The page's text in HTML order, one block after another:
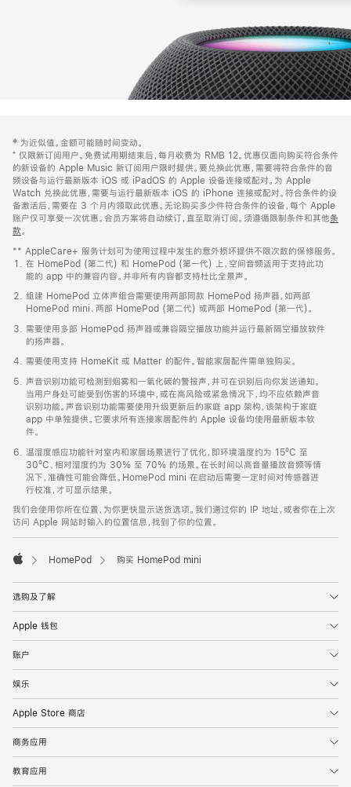
页
页
脚
注
‡ 为近似值。金额可能随时间变动。
⁺ 仅限新订阅用户。免费试用期结束后，每月收费为 RMB 12。优惠仅面向购买符合条件
的新设备的 Apple Music 新订阅用户限时提供。要兑换此优惠，需要将符合条件的音
频设备与运行最新版本 iOS 或 iPadOS 的 Apple 设备连接或配对。为 Apple
Watch 兑换此优惠，需要与运行最新版本 iOS 的 iPhone 连接或配对。符合条件的设
备激活后，需要在 3 个月内领取此优惠。无论购买多少件符合条件的设备，每个 Apple
账户仅可享受一次优惠。会员方案将自动续订，直至取消订阅。须遵循限制条件和其他条
款。
窗
口
中
打
开)
** AppleCare+ 服务计划可为使用过程中发生的意外损坏提供不限次数的保修服务。
在 HomePod (第二代) 和 HomePod (第一代) 上，空间音频适用于支持此功
能的 app 中的兼容内容。并非所有内容都支持杜比全景声。
组建 HomePod 立体声组合需要使用两部同款 HomePod 扬声器，如两部
HomePod mini、两部 HomePod (第二代) 或两部 HomePod (第一代)。
需要使用多部 HomePod 扬声器或兼容隔空播放功能并运行最新隔空播放软件
的扬声器。
需要使用支持 HomeKit 或 Matter 的配件。智能家居配件需单独购买。
声音识别功能可检测到烟雾和一氧化碳的警报声，并可在识别后向你发送通知。
当用户身处可能受到伤害的环境中，或在高风险或紧急情况下，均不应依赖声音
识别功能。声音识别功能需要使用升级更新后的家庭 app 架构，该架构于家庭
app 中单独提供。它要求所有连接家居配件的 Apple 设备均使用最新版本软
件。
温湿度感应功能针对室内和家居场景进行了优化，即环境温度约为 15ºC 至
30ºC、相对湿度约为 30% 至 70% 的场景。在长时间以高音量播放音频等情
况下，准确性可能会降低。HomePod mini 在启动后需要一定时间对传感器进
行校准，才可显示结果。
我们会使用你所在位置，为你更快显示送货选项。我们通过你的 IP 地址，或者你在上次
访问 Apple 网站时输入的位置信息，找到了你的位置。
HomePod 购买 HomePod mini
选购及了解
Apple 钱包
账户
娱乐
Apple Store 商店
商务应用
教育应用